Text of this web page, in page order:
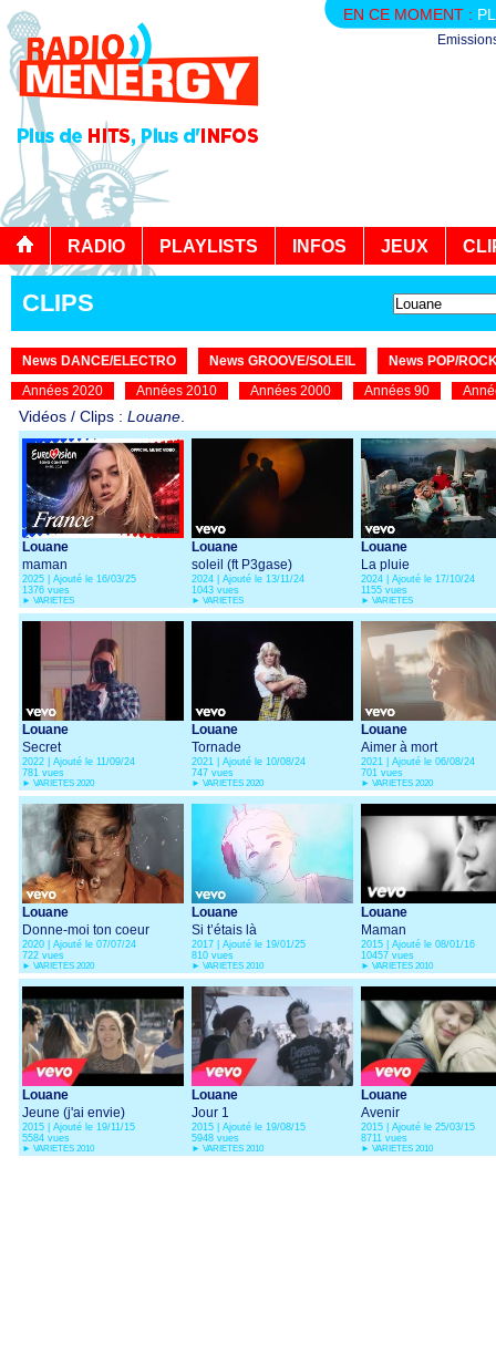
EN CE MOMENT :
RADIO PLAYLISTS INFOS JEUX
CLIPS
News DANCE/ELECTRO News GROOVE/SOLEIL
News POP/
Années 2020
Années 2010 Années 2000 Années 90
Vidéos / Clips : Louane
Louane
maman
2025 | Ajouté le 16/03/25
1376 vues
► VARIETES
Louane
soleil (ft P3gase)
2024 | Ajouté le 13/11/24
1043 vues
► VARIETES
Louane
La pluie
2024 | Ajouté le 17/10/24
1155 vues
► VARIETES
Louane
Secret
2022 | Ajouté le 11/09/24
781 vues
► VARIETES 2020
Louane
Tornade
2021 | Ajouté le 10/08/24
747 vues
► VARIETES 2020
Louane
Aimer à mort
2021 | Ajouté le 06/08/24
701 vues
► VARIETES 2020
Louane
Donne-moi ton coeur
2020 | Ajouté le 07/07/24
722 vues
► VARIETES 2020
Louane
Si t’étais là
2017 | Ajouté le 19/01/25
810 vues
► VARIETES 2010
Louane
Maman
2015 | Ajouté le 08/01/16
10457 vues
► VARIETES 2010
Louane
Jeune (j'ai envie)
2015 | Ajouté le 19/11/15
5584 vues
► VARIETES 2010
Louane
Jour 1
2015 | Ajouté le 19/08/15
5948 vues
► VARIETES 2010
Louane
Avenir
2015 | Ajouté le 25/03/15
8711 vues
► VARIETES 2010